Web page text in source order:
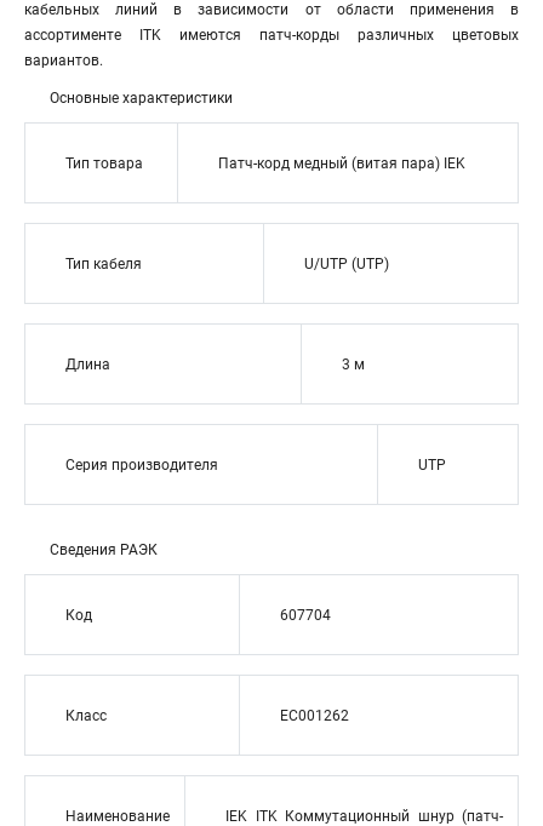
кабельных линий в зависимости от области применения в
ассортименте ITK имеются патч-корды различных цветовых
вариантов.
Основные характеристики
Тип товара Патч-корд медный (витая пара) IEK
Тип кабеля U/UTP (UTP)
Длина 3 м
Серия производителя UTP
Сведения РАЭК
Код 607704
Класс EC001262
Наименование
IEK ITK Коммутационный шнур (патч-